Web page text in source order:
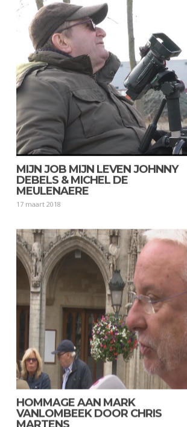
MIJN JOB MIJN LEVEN JOHNNY
DEBELS & MICHEL DE
MEULENAERE
17 maart 2018
HOMMAGE AAN MARK
VANLOMBEEK DOOR CHRIS
MARTENS